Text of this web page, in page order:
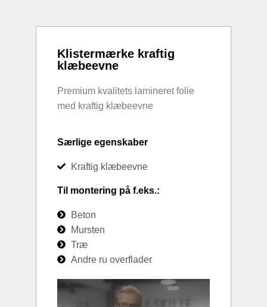
Klistermærke kraftig
klæbeevne
Premium kvalitets lamineret folie
med kraftig klæbeevne
Særlige egenskaber
Kraftig klæbeevne
Til montering på f.eks.:
Beton
Mursten
Træ
Andre ru overflader